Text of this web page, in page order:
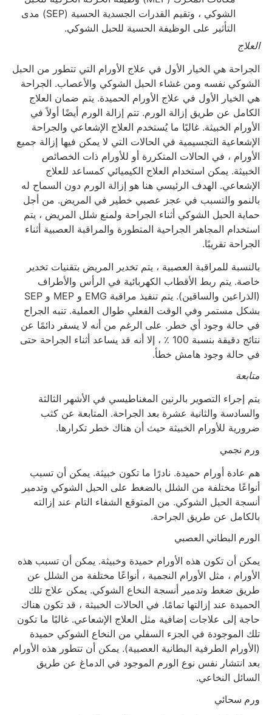
الشوكي ، وتقيم القدرات الجسدية الحسية (SEP) مدى
التأثير على الوظيفة الحسية للحبل الشوكي.
العلاج
الجراحة هي الخيار الأول في علاج الأورام التي تتطور من الحبل
الشوكي نفسه ومن غشاء الحبل الشوكي والأعصاب. الجراحة
هي الخيار الأول في علاج الأورام الحميدة. يتم ضمان العلاج
الكامل عن طريق إزالة الورم. تتم إزالة الورم أيضًا أولاً في
الأورام الخبيثة. غالبًا ما يُستخدم العلاج الإشعاعي والجراحة
الإشعاعية التجسيمية في الحالات التي لا يمكن فيها إزالة جميع
الأورام ، في الحالات المتكررة أو للأورام ذات الخصائص
الخبيثة. يمكن استخدام العلاج الكيميائي كمساعد للعلاج
الإشعاعي. الهدف الرئيسي هنا هو إزالة الورم دون السماح له
بالنمو والتسبب في عجز عصبي خطير في المريض. من أجل
حماية الحبل الشوكي أثناء الجراحة ولمنع شلل المريض ، يتم
استخدام المجاهر الجراحية المتطورة والمراقبة العصبية أثناء
الجراحة تقريبًا.
بالنسبة للمراقبة العصبية ، يتم تخدير المريض بتقنيات تخدير
خاصة. يتم ربط الأقطاب الكهربائية في الرأس والأطراف
(الذراعين والساقين). يتم تنفيذ مراقبة EMG و MEP و SEP
بشكل مستمر وفي الوقت الفعلي طوال العملية. تنبه الجراح
في حالة وجود أي خطر. على الرغم من أنه لا يسفر دائمًا عن
نتائج دقيقة بنسبة 100 ٪ ، إلا أنه قد يساعد أثناء الجراحة حتى
في حالة وجود هامش خطأ.
متابعة
يتم إجراء التصوير بالرنين المغناطيسي في الأشهر الثالثة
والسادسة والثانية عشرة بعد الجراحة. المتابعة عن كثب
ضرورية للأورام الخبيثة حيث أن هناك خطر تكرارها.
ورم نجمي
هم عادة أورام حميدة. نادرًا ما تكون خبيثة. يمكن أن تسبب
أنواعًا مختلفة من الشلل بالضغط على الحبل الشوكي وتدمير
أنسجة الحبل الشوكي. من المتوقع الشفاء التام عند إزالته
بالكامل عن طريق الجراحة.
الورم البطاني العصبي
يمكن أن تكون هذه الأورام حميدة وخبيثة. يمكن أن تسبب هذه
الأورام ، مثل الأورام النجمية ، أنواعًا مختلفة من الشلل عن
طريق ضغط وتدمير أنسجة النخاع الشوكي. يمكن علاج تلك
الحميدة عند إزالتها تمامًا. في الحالات الخبيثة ، قد تكون هناك
حاجة إلى علاجات إضافية مثل العلاج الإشعاعي. غالبًا ما تكون
تلك الموجودة في الجزء السفلي من النخاع الشوكي حميدة
(الأورام الطرفية البطانية العصبية). يمكن أن تتطور هذه الأورام
بعد انتشار نفس نوع الورم الموجود في الدماغ عن طريق
السائل النخاعي.
ورم سحائي